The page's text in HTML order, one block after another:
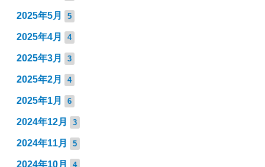
2025年5月 5
2025年4月 4
2025年3月 3
2025年2月 4
2025年1月 6
2024年12月 3
2024年11月 5
2024年10月 4